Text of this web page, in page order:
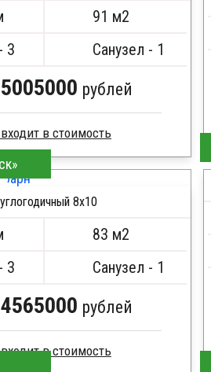
нагеля, джут
108 диаметр
91 м2
3
Санузел - 1
5005000 рублей
мм
нагеля, джут
108 диаметр
8х10
83 м2
3
Санузел - 1
4565000 рублей